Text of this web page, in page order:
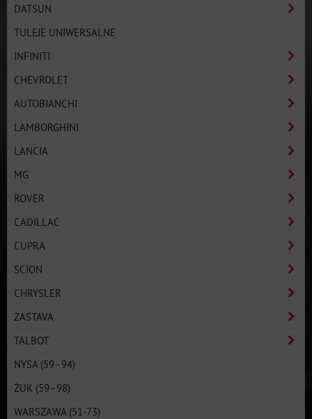
DATSUN
TULEJE UNIWERSALNE
INFINITI
CHEVROLET
AUTOBIANCHI
LAMBORGHINI
LANCIA
MG
ROVER
CADILLAC
CUPRA
SCION
CHRYSLER
ZASTAVA
TALBOT
NYSA (59–94)
ŻUK (59–98)
WARSZAWA (51-73)